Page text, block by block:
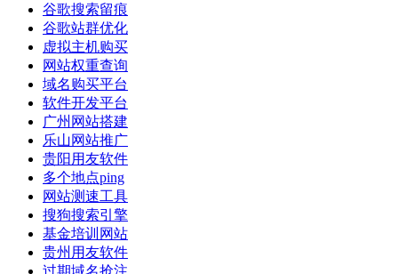
谷歌搜索留痕
谷歌站群优化
虚拟主机购买
网站权重查询
域名购买平台
软件开发平台
广州网站搭建
乐山网站推广
贵阳用友软件
多个地点ping
网站测速工具
搜狗搜索引擎
基金培训网站
贵州用友软件
过期域名抢注